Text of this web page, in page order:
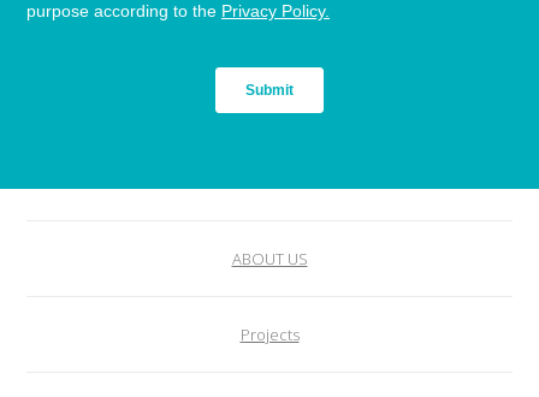
ABOUT US
Projects